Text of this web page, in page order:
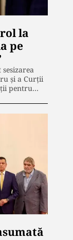
la
pe
și a Curții
pentru…